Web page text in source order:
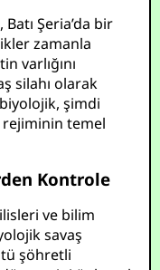
Şeria’da bir
zamanla
varlığını
silahı olarak
şimdi
rejiminin temel
Kontrole
ve bilim
savaş
şöhretli